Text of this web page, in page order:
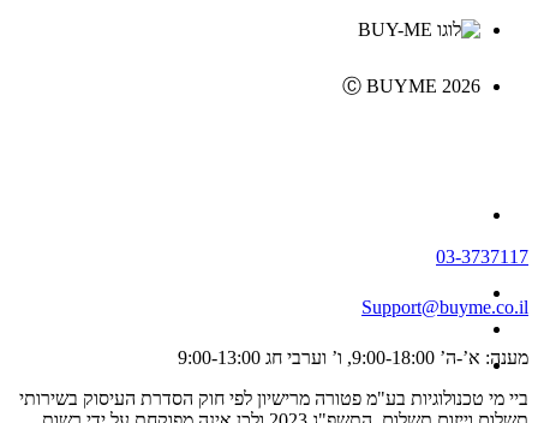
Ⓒ BUYME 2026
03-3737117
Support@buyme.co.il
מענה: א’-ה’ 9:00-18:00, ו’ וערבי חג 9:00-13:00
ביי מי טכנולוגיות בע"מ פטורה מרישיון לפי חוק הסדרת העיסוק בשירותי